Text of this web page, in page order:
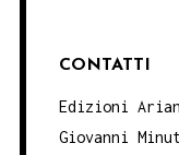
CONTATTI
Edizioni
Giovanni